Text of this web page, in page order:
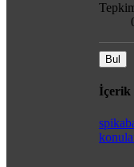
Bul
İçerik